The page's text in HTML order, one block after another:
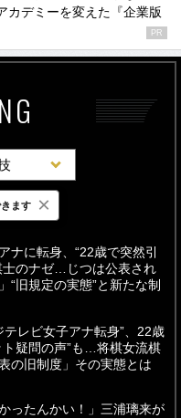
カデミーを変えた『企業版
PR
週間
ナに転身、“22歳で突然引
士のナゼ…じつは公表され
“旧規定の実態”と新たな制
テレビ女子アナ転身”、22歳
ト疑問の声”も…将棋女流棋
の旧制度」その実態とは
ったんかい！」三浦璃来が
ます ×